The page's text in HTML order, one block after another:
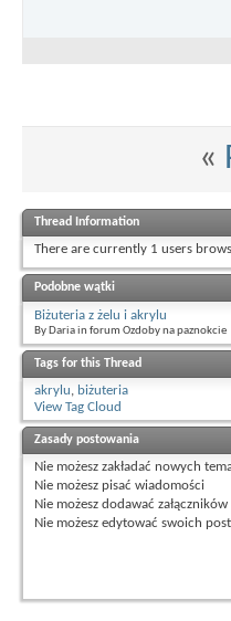
«
Thread Information
There are currently 1 users
Podobne wątki
Biżuteria z żelu i akrylu
By Daria in forum Ozdoby na paznokcie
Tags for this Thread
akrylu, biżuteria
View Tag Cloud
Zasady postowania
Nie możesz zakładać nowych
Nie możesz pisać wiadomości
Nie możesz dodawać załączników
Nie możesz edytować swoich